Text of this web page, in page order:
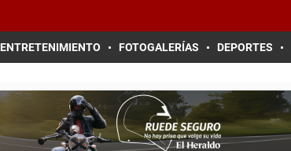
ENTRETENIMIENTO FOTOGALERÍAS DEPORTES